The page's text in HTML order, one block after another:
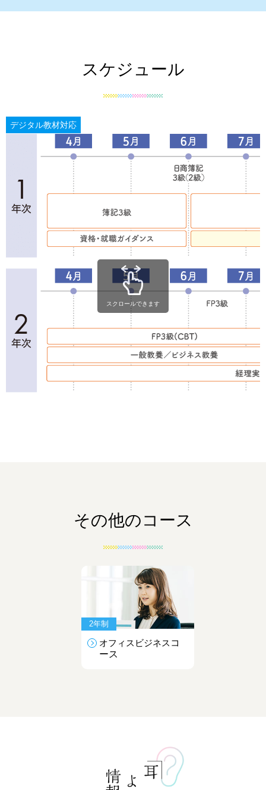
スケジュール
デジタル教材対応
スクロールできます
その他のコース
2年制
オフィスビジネス コ
ース